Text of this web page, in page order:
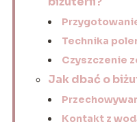
Technika
Czyszczenie
Jak dbać o
Kontakt z